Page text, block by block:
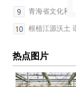
青海省文化和
根植江源沃土
热点图片